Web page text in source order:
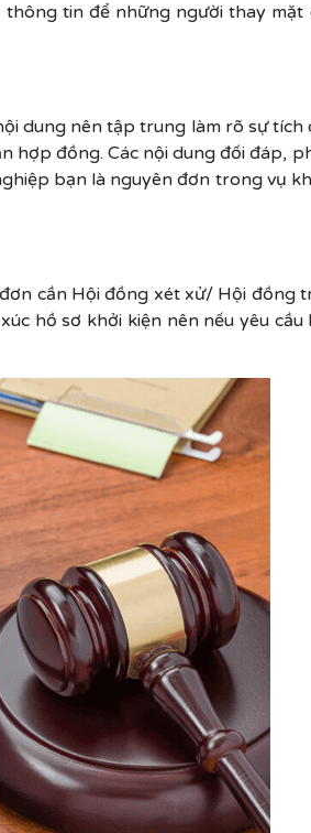
tin để những người thay
dung nên tập trung làm rõ sự
đồng. Các nội dung đối đáp,
bạn là nguyên đơn trong vụ
cần Hội đồng xét xử/ Hội đồng
hồ sơ khởi kiện nên nếu yêu